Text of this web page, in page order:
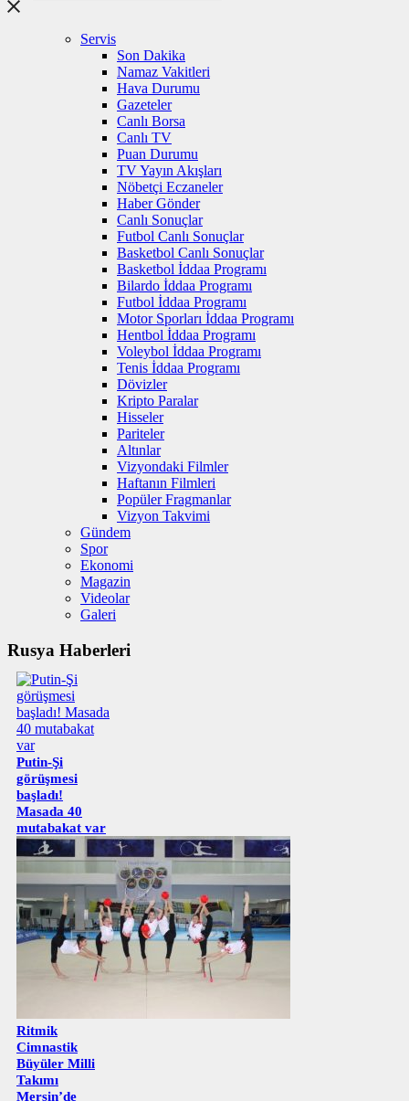
Servis
Son Dakika
Namaz Vakitleri
Hava Durumu
Gazeteler
Canlı Borsa
Canlı TV
Puan Durumu
TV Yayın Akışları
Nöbetçi Eczaneler
Haber Gönder
Canlı Sonuçlar
Futbol Canlı Sonuçlar
Basketbol Canlı Sonuçlar
Basketbol İddaa Programı
Bilardo İddaa Programı
Futbol İddaa Programı
Motor Sporları İddaa Programı
Hentbol İddaa Programı
Voleybol İddaa Programı
Tenis İddaa Programı
Dövizler
Kripto Paralar
Hisseler
Pariteler
Altınlar
Vizyondaki Filmler
Haftanın Filmleri
Popüler Fragmanlar
Vizyon Takvimi
Gündem
Spor
Ekonomi
Magazin
Videolar
Galeri
Rusya Haberleri
Putin-Şi
görüşmesi
başladı!
Masada 40
mutabakat var
Ritmik
Cimnastik
Büyüler Milli
Takımı
Mersin’de